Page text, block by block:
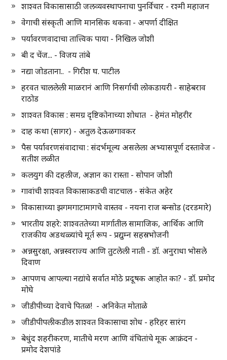
शाश्वत विकासासाठी जलव्यवस्थापनाचा पुनर्विचार - रश्मी महाजन
वेगाची संस्कृती आणि मानसिक थकवा - अपर्णा दीक्षित
पर्यावरणवादाचा तात्त्विक पाया - निखिल जोशी
बी द चेंज... - विजय तांबे
नद्या जोडताना.. - गिरीश घ. पाटील
हरवत चाललेली माळरानं आणि निसर्गाची लोकडायरी - साहेबराव
राठोड
शाश्वत विकास : समग्र दृष्टिकोनाच्या शोधात - हेमंत मोहरीर
दाह कथा (सागर) - अतुल देऊळगावकर
पैस पर्यावरणसंवादाचा : संदर्भमूल्य असलेला अभ्यासपूर्ण दस्तावेज -
सतीश लळीत
कलयुग की दहलीज, अज्ञान का रास्ता - सोपान जोशी
गावांची शाश्वत विकासाकडची वाटचाल - संकेत अहेर
विकासाच्या झगमगाटामागचे वास्तव - नयना राज बन्सोड (दरडमारे)
भारतीय शहरे: शाश्वततेच्या मार्गातील सामाजिक, आर्थिक आणि
राजकीय अडथळ्यांचे मूर्त रूप - प्रद्युम्न सहस्रभोजनी
अन्नसुरक्षा, अन्नस्वराज्य आणि तुटलेली नाती - डॉ. अनुराधा भोसले
दिवाण
आपणच आपल्या नद्यांचे सर्वात मोठे प्रदूषक आहोत का? - डॉ. प्रमोद
मोघे
जीडीपीच्या देवाचे पितळ! - अनिकेत मोताळे
जीडीपीपलीकडील शाश्वत विकासाचा शोध - हरिहर सारंग
बेधुंद शहरीकरण, मातीचे मरण आणि वंचितांचे मूक आक्रंदन -
प्रमोद देशपांडे